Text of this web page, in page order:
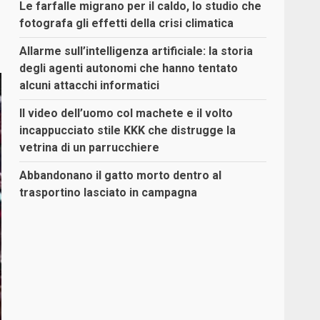
Le farfalle migrano per il caldo, lo studio che
fotografa gli effetti della crisi climatica
Allarme sull’intelligenza artificiale: la storia
degli agenti autonomi che hanno tentato
alcuni attacchi informatici
Il video dell’uomo col machete e il volto
incappucciato stile KKK che distrugge la
vetrina di un parrucchiere
Abbandonano il gatto morto dentro al
trasportino lasciato in campagna